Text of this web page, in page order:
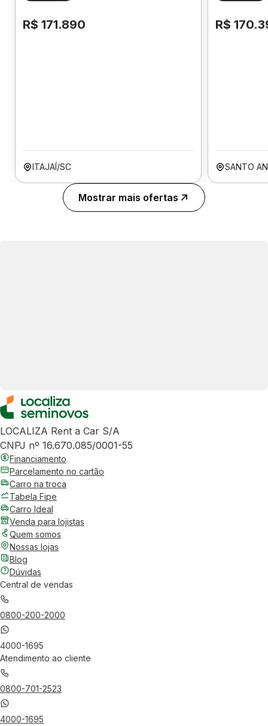
R$ 171.890
ITAJAÍ/SC
R$
SANTO
Mostrar mais ofertas
LOCALIZA Rent a Car S/A
CNPJ nº 16.670.085/0001-55
Financiamento
Parcelamento no cartão
Carro na troca
Tabela Fipe
Carro Ideal
Venda para lojistas
Quem somos
Nossas lojas
Blog
Dúvidas
Central de vendas
0800-200-2000
4000-1695
Atendimento ao cliente
0800-701-2523
4000-1695